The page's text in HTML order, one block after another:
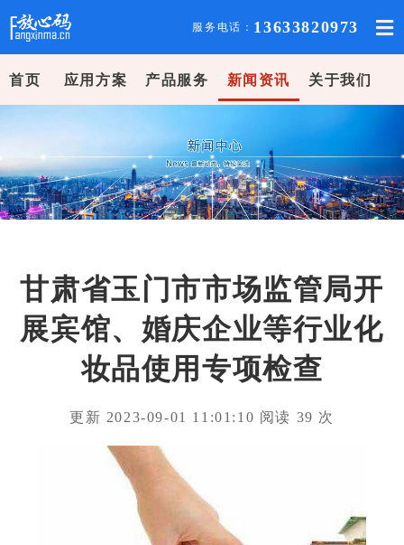
服务电话： 13633820973
首页 应用方案 产品服务 新闻资讯 关于我们
甘肃省玉门市市场监管局开
展宾馆、婚庆企业等行业化
妆品使用专项检查
更新 2023-09-01 11:01:10 阅读 39 次